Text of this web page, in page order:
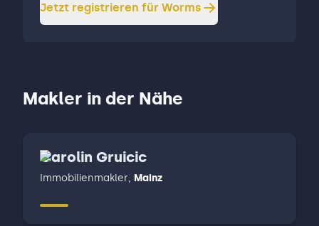
Jetzt registrieren für Worms
Makler in der Nähe
Carolin Gruicic
Immobilienmakler, Mainz